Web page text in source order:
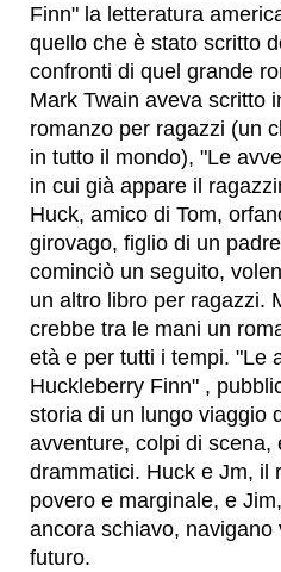
Finn" la letteratura
quello che è stato scritto
confronti di quel grande
Mark Twain aveva scritto
romanzo per ragazzi (un
in tutto il mondo), "Le
in cui già appare il
Huck, amico di Tom,
girovago, figlio di un
cominciò un seguito,
un altro libro per ragazzi.
crebbe tra le mani un
età e per tutti i tempi. "Le
Huckleberry Finn" ,
storia di un lungo viaggio
avventure, colpi di scena,
drammatici. Huck e Jm, il
povero e marginale, e
ancora schiavo,
futuro.